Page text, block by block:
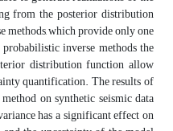
from the posterior distribution
which provide only one
inverse methods the
distribution function allow
quantification. The results of
on synthetic seismic data
has a significant effect on